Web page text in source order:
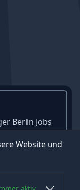
Website und
aktiv
Berlin Jobs